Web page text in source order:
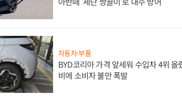
자동차·부품
BYD코리아 가격 앞세워 수입차 4위 올
비에 소비자 불만 폭발